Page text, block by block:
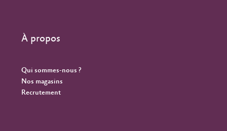
À propos
Qui sommes-nous ?
Nos magasins
Recrutement